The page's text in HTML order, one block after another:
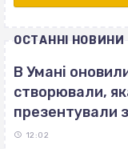
ОСТАННІ НОВИНИ
В Умані
створювали,
презентували
12:02